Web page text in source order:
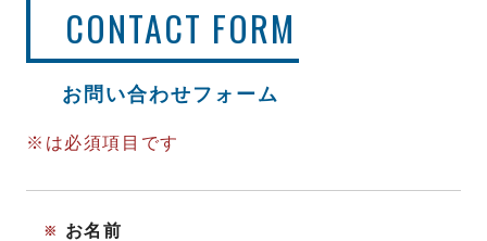
CONTACT FORM
お問い合わせフォーム
※は必須項目です
お名前